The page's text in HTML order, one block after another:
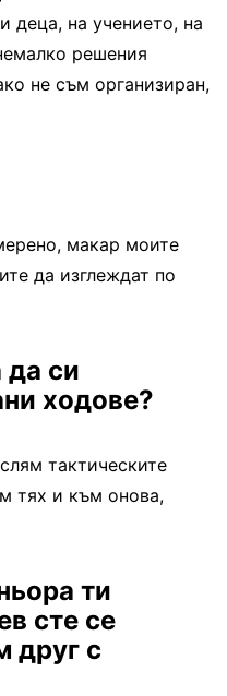
деца, на учението, на
решения
не съм организиран,
макар моите
да изглеждат по
си
ходове?
тактическите
тях и към онова,
ти
сте се
друг с